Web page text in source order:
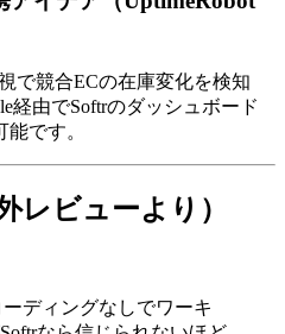
で競合ECの在庫変化を検知
経由でSoftrのダッシュボード
です。
レビューより）
ーディングなしでワーキ